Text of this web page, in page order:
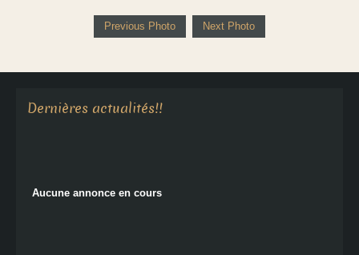
Previous Photo Next Photo
Dernières actualités!!
Aucune annonce en cours
Aucune annonce en cours